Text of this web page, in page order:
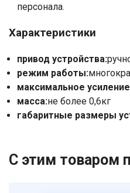
персонала.
Характеристики
привод устройства:
режим работы:
максимальное
масса:не более 0,6кг
габаритные размеры
С этим товаром